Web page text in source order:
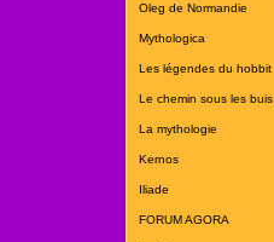
Oleg de Normandie
Mythologica
Les légendes du hobbit
Le chemin sous les buis
La mythologie
Kernos
Iliade
FORUM AGORA